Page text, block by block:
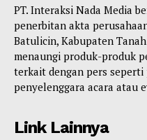
PT. Interaksi Nada Media
penerbitan akta
Batulicin, Kabupaten
menaungi produk-produk
terkait dengan pers
penyelenggara acara atau
Link Lainnya